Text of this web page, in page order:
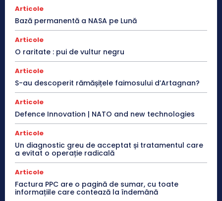
Articole
Bază permanentă a NASA pe Lună
Articole
O raritate : pui de vultur negru
Articole
S-au descoperit rămășițele faimosului d’Artagnan?
Articole
Defence Innovation | NATO and new technologies
Articole
Un diagnostic greu de acceptat și tratamentul care
a evitat o operație radicală
Articole
Factura PPC are o pagină de sumar, cu toate
informațiile care contează la îndemână